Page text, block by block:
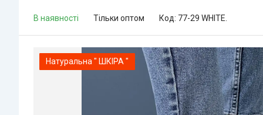
В наявності Тільки оптом Код: 77-29 WHITE.
Натуральна " ШКІРА "